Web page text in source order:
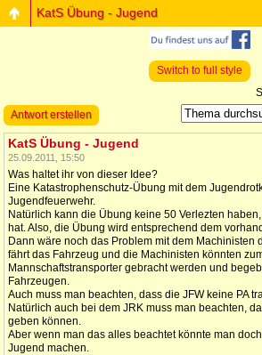
KatS Übung - Jugend
Switch to full style
Antwort erstellen
KatS Übung - Jugend
25.09.2011, 15:50
Was haltet ihr von dieser Idee?
Eine Katastrophenschutz-Übung mit dem
Jugendfeuerwehr.
Natürlich kann die Übung keine 50 Verlezten
hat. Also, die Übung wird entsprechend dem
Dann wäre noch das Problem mit dem Machinisten
fährt das Fahrzeug und die Machinisten könnten
Mannschaftstransporter gebracht werden und
Fahrzeugen.
Auch muss man beachten, dass die JFW keine PA
Natürlich auch bei dem JRK muss man beachten,
geben können.
Aber wenn man das alles beachtet könnte man
Jugend machen.